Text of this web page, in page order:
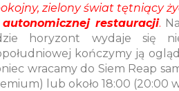
zielony świat tętniący
restauracji.
horyzont wydaje się
kończymy ją
wracamy do Siem Reap
lub około 18:00 (20:00